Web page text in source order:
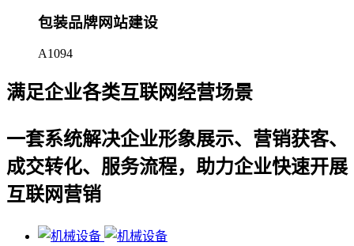
包装品牌网站建设
A1094
满足企业各类互联网经营场景
一套系统解决企业形象展示、营销获客、
成交转化、服务流程，助力企业快速开展
互联网营销